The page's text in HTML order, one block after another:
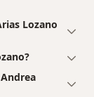
Lozano